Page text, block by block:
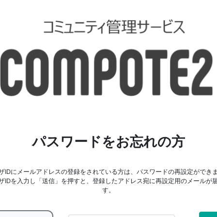
パスワードをお忘れの方
IDにメールアドレスの登録をされている方は、パスワードの再設定ができま
IDを入力し「送信」を押すと、登録したアドレス宛に再設定用のメールが
す。